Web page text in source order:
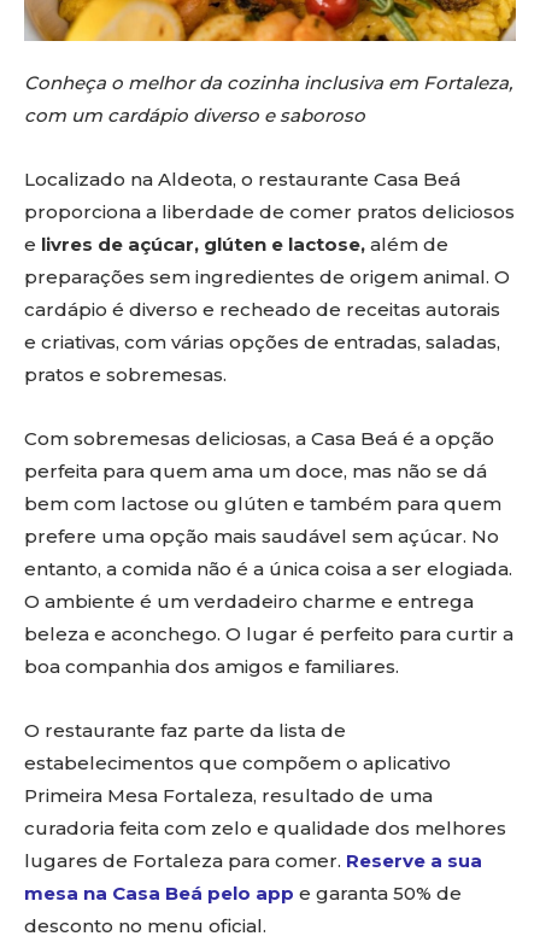
Conheça o melhor da cozinha inclusiva em Fortaleza,
com um cardápio diverso e saboroso
Localizado na Aldeota, o restaurante Casa Beá
proporciona a liberdade de comer pratos deliciosos
e livres de açúcar, glúten e lactose, além de
preparações sem ingredientes de origem animal. O
cardápio é diverso e recheado de receitas autorais
e criativas, com várias opções de entradas, saladas,
pratos e sobremesas.
Com sobremesas deliciosas, a Casa Beá é a opção
perfeita para quem ama um doce, mas não se dá
bem com lactose ou glúten e também para quem
prefere uma opção mais saudável sem açúcar. No
entanto, a comida não é a única coisa a ser elogiada.
O ambiente é um verdadeiro charme e entrega
beleza e aconchego. O lugar é perfeito para curtir a
boa companhia dos amigos e familiares.
O restaurante faz parte da lista de
estabelecimentos que compõem o aplicativo
Primeira Mesa Fortaleza, resultado de uma
curadoria feita com zelo e qualidade dos melhores
lugares de Fortaleza para comer. Reserve a sua
mesa na Casa Beá pelo app e garanta 50% de
desconto no menu oficial.